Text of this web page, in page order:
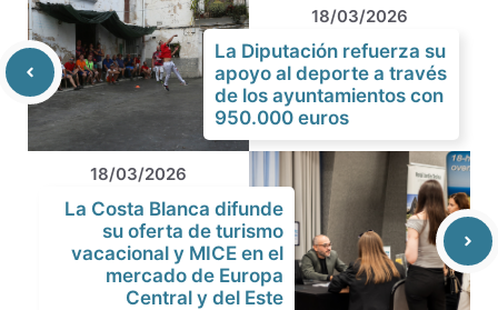
18/03/2026
La Diputación refuerza su
apoyo al deporte a través
de los ayuntamientos con
950.000 euros
18/03/2026
La Costa Blanca difunde
su oferta de turismo
vacacional y MICE en el
mercado de Europa
Central y del Este